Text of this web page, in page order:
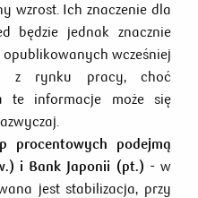
wzrost. Ich znaczenie dla
będzie jednak znacznie
wcześniej
z rynku pracy, choć
te informacje może się
procentowych podejmą
i Bank Japonii (pt.) - w
jest stabilizacja, przy